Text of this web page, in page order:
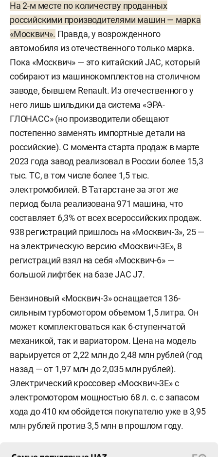
На 2-м месте по количеству проданных
российскими производителями машин — марка
«Москвич». Правда, у возрожденного
автомобиля из отечественного только марка.
Пока «Москвич» — это китайский JAC, который
собирают из машинокомплектов на столичном
заводе, бывшем Renault. Из отечественного у
него лишь шильдики да система «ЭРА-
ГЛОНАСС» (но производители обещают
постепенно заменять импортные детали на
российские). С момента старта продаж в марте
2023 года завод реализовал в России более 15,3
тыс. ТС, в том числе более 1,5 тыс.
электромобилей. В Татарстане за этот же
период была реализована 971 машина, что
составляет 6,3% от всех всероссийских продаж.
938 регистраций пришлось на «Москвич-3», 25 —
на электрическую версию «Москвич-3Е», 8
регистраций взял на себя «Москвич-6» —
большой лифтбек на базе JAC J7.
Бензиновый «Москвич-3» оснащается 136-
сильным турбомотором объемом 1,5 литра. Он
может комплектоваться как 6-ступенчатой
механикой, так и вариатором. Цена на модель
варьируется от 2,22 млн до 2,48 млн рублей (год
назад — от 1,97 млн до 2,035 млн рублей).
Электрический кроссовер «Москвич-3Е» с
электромотором мощностью 68 л. с. с запасом
хода до 410 км обойдется покупателю уже в 3,95
млн рублей против 3,5 млн в прошлом году.